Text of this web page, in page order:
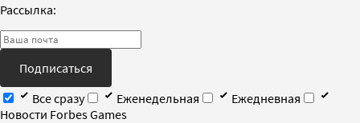
Рассылка:
Подписаться
Все сразу
Еженедельная
Ежедневная
Новости Forbes Games